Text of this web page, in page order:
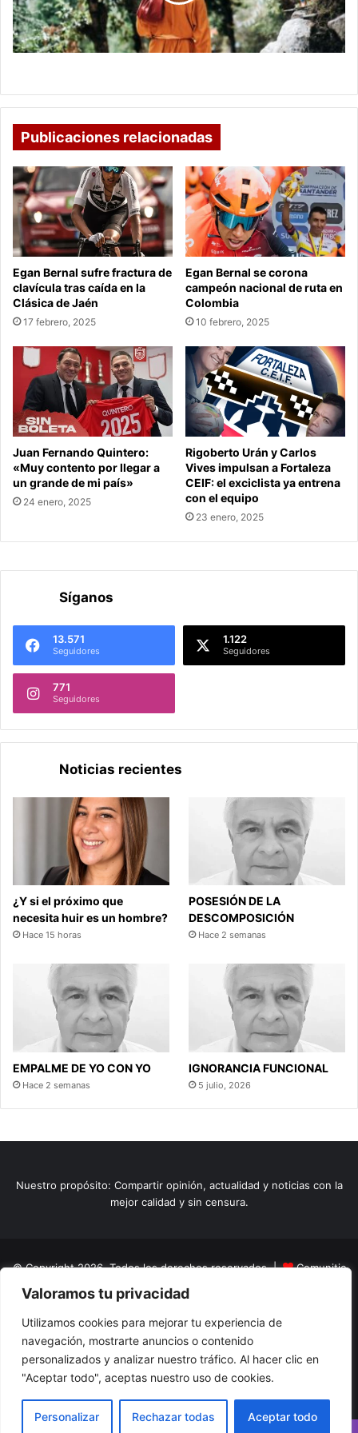
Valoramos tu privacidad
Utilizamos cookies para mejorar tu experiencia de
navegación, mostrarte anuncios o contenido
personalizados y analizar nuestro tráfico. Al hacer clic en
"Aceptar todo", aceptas nuestro uso de cookies.
Personalizar Rechazar todas Aceptar todo
Publicaciones relacionadas
Egan Bernal sufre fractura de
clavícula tras caída en la
Clásica de Jaén
17 febrero, 2025
Egan Bernal se corona
campeón nacional de ruta en
Colombia
10 febrero, 2025
Juan Fernando Quintero:
«Muy contento por llegar a
un grande de mi país»
24 enero, 2025
Rigoberto Urán y Carlos
Vives impulsan a Fortaleza
CEIF: el exciclista ya entrena
con el equipo
23 enero, 2025
Síganos
13.571
Seguidores
1.122
Seguidores
771
Seguidores
Noticias recientes
¿Y si el próximo que
necesita huir es un hombre?
Hace 15 horas
POSESIÓN DE LA
DESCOMPOSICIÓN
Hace 2 semanas
EMPALME DE YO CON YO
Hace 2 semanas
IGNORANCIA FUNCIONAL
5 julio, 2026
Nuestro propósito: Compartir opinión, actualidad y noticias con la
mejor calidad y sin censura.
© Copyright 2026, Todos los derechos reservados |
Comunitic
SAS BICNit 901228106
Home
Actualidad Variedades Opinion Turismo
El Tinteadero
Caricaturas Reportajes
FacebookYouTubeInstagram